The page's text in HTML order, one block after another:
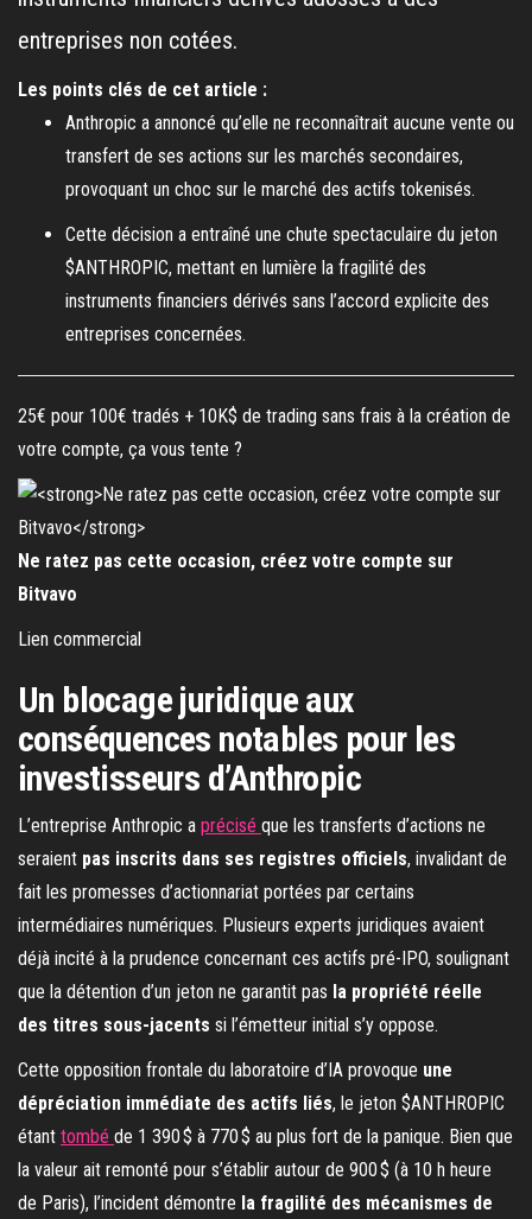
entreprises non cotées.
Les points clés de cet article :
Anthropic a annoncé qu’elle ne reconnaîtrait aucune vente ou
transfert de ses actions sur les marchés secondaires,
provoquant un choc sur le marché des actifs tokenisés.
Cette décision a entraîné une chute spectaculaire du jeton
$ANTHROPIC, mettant en lumière la fragilité des
instruments financiers dérivés sans l’accord explicite des
entreprises concernées.
25€ pour 100€ tradés + 10K$ de trading sans frais à la création de
votre compte, ça vous tente ?
Ne ratez pas cette occasion, créez votre compte sur
Bitvavo
Lien commercial
Un blocage juridique aux
conséquences notables pour les
investisseurs d’Anthropic
L’entreprise Anthropic a précisé que les transferts d’actions ne
seraient pas inscrits dans ses registres officiels, invalidant de
fait les promesses d’actionnariat portées par certains
intermédiaires numériques. Plusieurs experts juridiques avaient
déjà incité à la prudence concernant ces actifs pré-IPO, soulignant
que la détention d’un jeton ne garantit pas la propriété réelle
des titres sous-jacents si l’émetteur initial s’y oppose.
Cette opposition frontale du laboratoire d’IA provoque une
dépréciation immédiate des actifs liés, le jeton $ANTHROPIC
étant tombé de 1 390 $ à 770 $ au plus fort de la panique. Bien que
la valeur ait remonté pour s’établir autour de 900 $ (à 10 h heure
de Paris), l’incident démontre la fragilité des mécanismes de